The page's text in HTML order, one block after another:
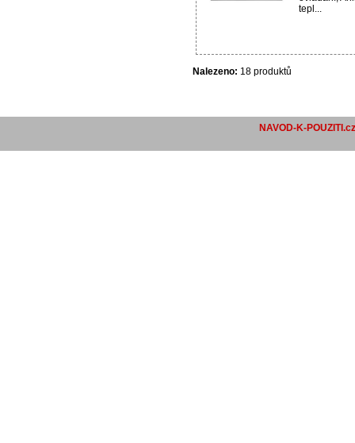
tepl...
Nalezeno: 18 produktů
NAVOD-K-POUZITI.cz